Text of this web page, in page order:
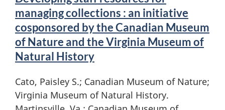
managing collections : an initiative
cosponsored by the Canadian Museum
of Nature and the Virginia Museum of
Natural History
Cato, Paisley S.; Canadian Museum of Nature;
Virginia Museum of Natural History.